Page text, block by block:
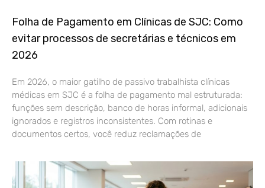
Folha de Pagamento em Clínicas de SJC: Como
evitar processos de secretárias e técnicos em
2026
Em 2026, o maior gatilho de passivo trabalhista clínicas
médicas em SJC é a folha de pagamento mal estruturada:
funções sem descrição, banco de horas informal, adicionais
ignorados e registros inconsistentes. Com rotinas e
documentos certos, você reduz reclamações de